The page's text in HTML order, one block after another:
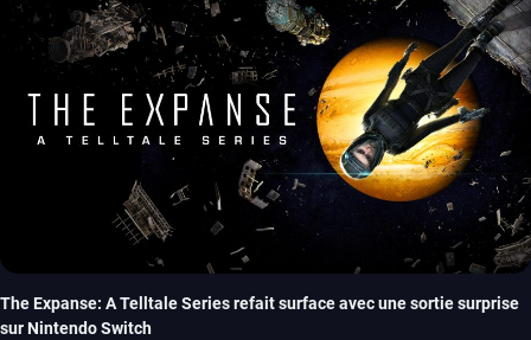
The Expanse: A Telltale Series refait surface avec une sortie surprise
sur Nintendo Switch